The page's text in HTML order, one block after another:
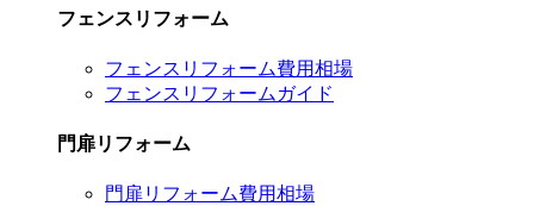
フェンスリフォーム
フェンスリフォーム費用相場
フェンスリフォームガイド
門扉リフォーム
門扉リフォーム費用相場